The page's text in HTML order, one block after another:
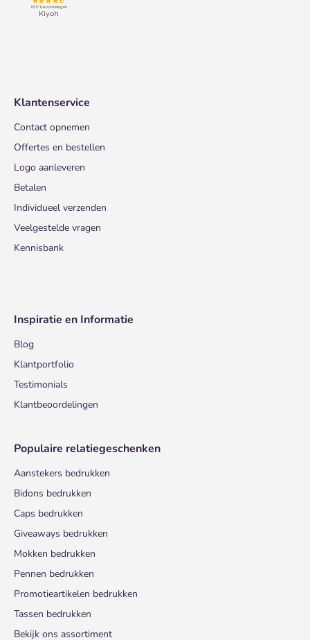
Klantenservice
Contact opnemen
Offertes en bestellen
Logo aanleveren
Betalen
Individueel verzenden
Veelgestelde vragen
Kennisbank
Inspiratie en Informatie
Blog
Klantportfolio
Testimonials
Klantbeoordelingen
Populaire relatiegeschenken
Aanstekers bedrukken
Bidons bedrukken
Caps bedrukken
Giveaways bedrukken
Mokken bedrukken
Pennen bedrukken
Promotieartikelen bedrukken
Tassen bedrukken
Bekijk ons assortiment